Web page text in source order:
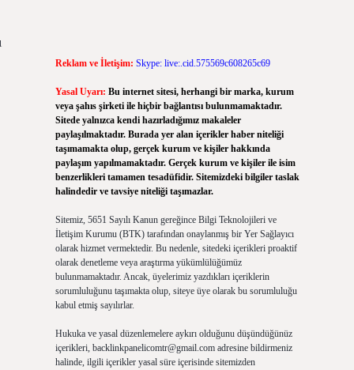
Reklam ve İletişim: Skype: live:.cid.575569c608265c69
Yasal Uyarı: Bu internet sitesi, herhangi bir marka, kurum
veya şahıs şirketi ile hiçbir bağlantısı bulunmamaktadır.
Sitede yalnızca kendi hazırladığımız makaleler
paylaşılmaktadır. Burada yer alan içerikler haber niteliği
taşımamakta olup, gerçek kurum ve kişiler hakkında
paylaşım yapılmamaktadır. Gerçek kurum ve kişiler ile isim
benzerlikleri tamamen tesadüfidir. Sitemizdeki bilgiler taslak
halindedir ve tavsiye niteliği taşımazlar.
Sitemiz, 5651 Sayılı Kanun gereğince Bilgi Teknolojileri ve
İletişim Kurumu (BTK) tarafından onaylanmış bir Yer Sağlayıcı
olarak hizmet vermektedir. Bu nedenle, sitedeki içerikleri proaktif
olarak denetleme veya araştırma yükümlülüğümüz
bulunmamaktadır. Ancak, üyelerimiz yazdıkları içeriklerin
sorumluluğunu taşımakta olup, siteye üye olarak bu sorumluluğu
kabul etmiş sayılırlar.
Hukuka ve yasal düzenlemelere aykırı olduğunu düşündüğünüz
içerikleri, backlinkpanelicomtr@gmail.comadresine bildirmeniz
halinde, ilgili içerikler yasal süre içerisinde sitemizden